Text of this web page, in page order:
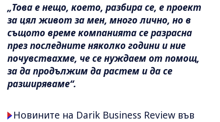
„Това е нещо, което, разбира се, е проект
за цял живот за мен, много лично, но в
същото време компанията се разрасна
през последните няколко години и ние
почувствахме, че се нуждаем от помощ,
за да продължим да растем и да се
разширяваме“.
Новините на Darik Business Review във